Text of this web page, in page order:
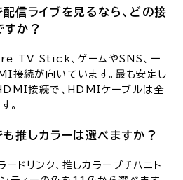
信ライブを見るなら、どの接
すか？
TV Stick、ゲームやSNS、一
接続が向いています。最も安定し
接続で、HDMIケーブルは全
。
推しカラーは選べますか？
ドリンク、推しカラープチハニト